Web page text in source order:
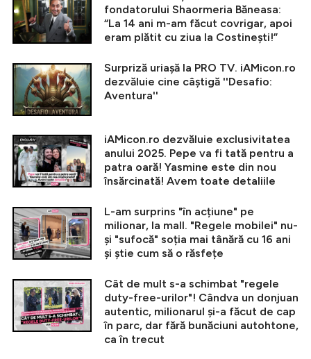
fondatorului Shaormeria Băneasa:
“La 14 ani m-am făcut covrigar, apoi
eram plătit cu ziua la Costinești!”
Surpriză uriașă la PRO TV. iAMicon.ro
dezvăluie cine câștigă ''Desafio:
Aventura''
iAMicon.ro dezvăluie exclusivitatea
anului 2025. Pepe va fi tată pentru a
patra oară! Yasmine este din nou
însărcinată! Avem toate detaliile
L-am surprins "în acțiune" pe
milionar, la mall. "Regele mobilei" nu-
și "sufocă" soția mai tânără cu 16 ani
și știe cum să o răsfețe
Cât de mult s-a schimbat "regele
duty-free-urilor"! Cândva un donjuan
autentic, milionarul și-a făcut de cap
în parc, dar fără bunăciuni autohtone,
ca în trecut